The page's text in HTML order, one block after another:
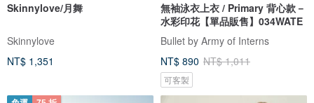
Skinnylove/月舞
Skinnylove
NT$ 1,351
無袖泳衣上衣 / Primary 背心款－
水彩印花【單品販售】034WATE
Bullet by Army of Interns
NT$ 890 NT$ 1,011
可客製